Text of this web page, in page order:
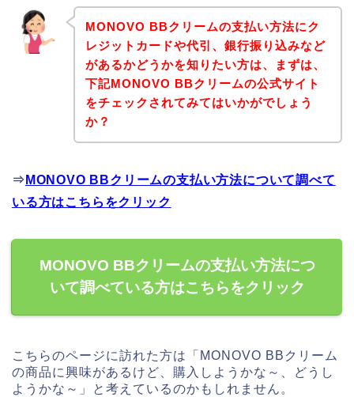
MONOVO BBクリームの支払い方法にク
レジットカードや代引、銀行振り込みなど
があるかどうかを知りたい方は、まずは、
下記MONOVO BBクリームの公式サイト
をチェックされてみてはいかがでしょう
か？
⇒ MONOVO BBクリームの支払い方法について調べて
いる方はこちらをクリック
MONOVO BBクリームの支払い方法につ
いて調べている方はこちらをクリック
こちらのページに訪れた方は「MONOVO BBクリーム
の商品に興味があるけど、購入しようかな～、どうし
ようかな～」と考えているのかもしれません。